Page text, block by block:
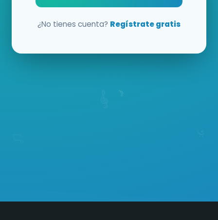
¿No tienes cuenta? Regístrate gratis